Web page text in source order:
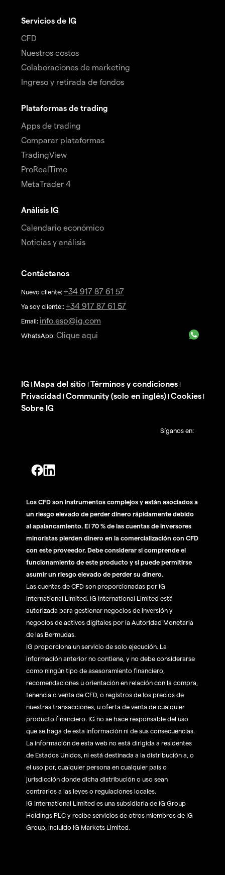
Servicios de IG
CFD
Nuestros costos
Colaboraciones de marketing
Ingreso y retirada de fondos
Plataformas de trading
Apps de trading
Comparar plataformas
TradingView
ProRealTime
MetaTrader 4
Análisis IG
Calendario económico
Noticias y análisis
Contáctanos
Nuevo cliente: +34 917 87 61 57
Ya soy cliente:: +34 917 87 61 57
Email: info.esp@ig.com
WhatsApp: Clique aqui
IG | Mapa del sitio | Términos y condiciones |
Privacidad | Community (solo en inglés) | Cookies |
Sobre IG
Síganos en:
Los CFD son instrumentos complejos y están asociados a
un riesgo elevado de perder dinero rápidamente debido
al apalancamiento. El 70 % de las cuentas de inversores
minoristas pierden dinero en la comercialización con CFD
con este proveedor. Debe considerar si comprende el
funcionamiento de este producto y si puede permitirse
asumir un riesgo elevado de perder su dinero.
Las cuentas de CFD son proporcionadas por IG
International Limited. IG International Limited está
autorizada para gestionar negocios de inversión y
negocios de activos digitales por la Autoridad Monetaria
de las Bermudas.
IG proporciona un servicio de solo ejecución. La
información anterior no contiene, y no debe considerarse
como ningún tipo de asesoramiento financiero,
recomendaciones u orientación en relación con la compra,
tenencia o venta de CFD, o registros de los precios de
nuestras transacciones, u oferta de venta de cualquier
producto financiero. IG no se hace responsable del uso
que se haga de esta información ni de sus consecuencias.
La información de esta web no está dirigida a residentes
de Estados Unidos, ni está destinada a la distribución a, o
el uso por, cualquier persona en cualquier país o
jurisdicción donde dicha distribución o uso sean
contrarios a las leyes o regulaciones locales.
IG International Limited es una subsidiaria de IG Group
Holdings PLC y recibe servicios de otros miembros de IG
Group, incluido IG Markets Limited.